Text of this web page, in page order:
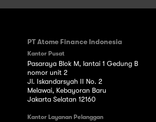
PT Atome Finance Indonesia
Kantor Pusat
Pasaraya Blok M, lantai 1 Gedung B
nomor unit 2
Jl. Iskandarsyah II No. 2
Melawai, Kebayoran Baru
Jakarta Selatan 12160
Kantor Layanan Pelanggan